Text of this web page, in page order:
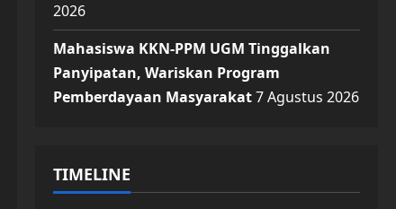
2026
Mahasiswa KKN-PPM UGM Tinggalkan
Panyipatan, Wariskan Program
Pemberdayaan Masyarakat7 Agustus 2026
TIMELINE